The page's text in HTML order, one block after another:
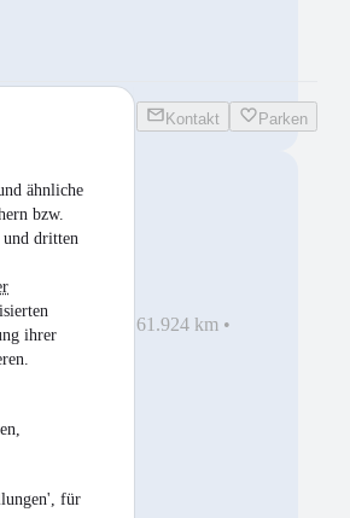
ähnliche
bzw.
dritten
ihrer
für
Kontakt Parken
•EZ 09/2020 61.924 km •